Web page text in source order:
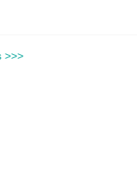
>>>
skolu izglītības